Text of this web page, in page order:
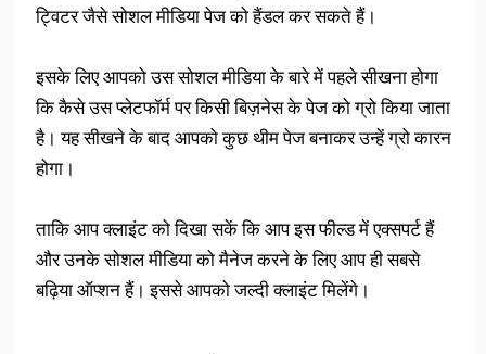
ट्विटर जैसे सोशल मीडिया पेज को हैंडल कर सकते हैं।
इसके लिए आपको उस सोशल मीडिया के बारे में पहले सीखना होगा
कि कैसे उस प्लेटफॉर्म पर किसी बिज़नेस के पेज को ग्रो किया जाता
है। यह सीखने के बाद आपको कुछ थीम पेज बनाकर उन्हें ग्रो कारन
होगा।
ताकि आप क्लाइंट को दिखा सकें कि आप इस फील्ड में एक्सपर्ट हैं
और उनके सोशल मीडिया को मैनेज करने के लिए आप ही सबसे
बढ़िया ऑप्शन हैं। इससे आपको जल्दी क्लाइंट मिलेंगे।